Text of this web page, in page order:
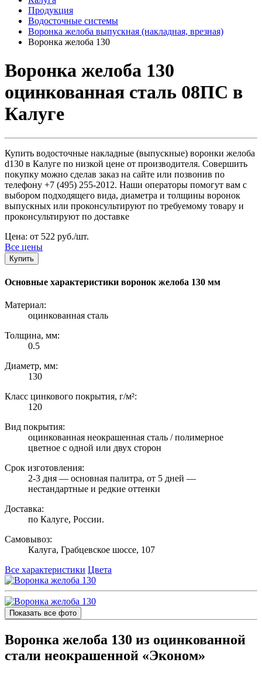
Продукция
Водосточные системы
Воронка желоба выпускная (накладная, врезная)
Воронка желоба 130
Воронка желоба 130
оцинкованная сталь 08ПС в
Калуге
Купить водосточные накладные (выпускные) воронки желоба
d130 в Калуге по низкой цене от производителя. Совершить
покупку можно сделав заказ на сайте или позвонив по
телефону +7 (495) 255-2012. Наши операторы помогут вам с
выбором подходящего вида, диаметра и толщины воронок
выпускных или проконсультируют по требуемому товару и
проконсультируют по доставке
Цена: от 522 руб./шт.
Все цены
Купить
Основные характеристики воронок желоба 130 мм
Материал:
оцинкованная сталь
Толщина, мм:
0.5
Диаметр, мм:
130
Класс цинкового покрытия, г/м²:
120
Вид покрытия:
оцинкованная неокрашенная сталь / полимерное
цветное с одной или двух сторон
Срок изготовления:
2-3 дня — основная палитра, от 5 дней —
нестандартные и редкие оттенки
Доставка:
по Калуге, России.
Самовывоз:
Калуга, Грабцевское шоссе, 107
Все характеристики Цвета
Показать все фото
Воронка желоба 130 из оцинкованной
стали неокрашенной «Эконом»